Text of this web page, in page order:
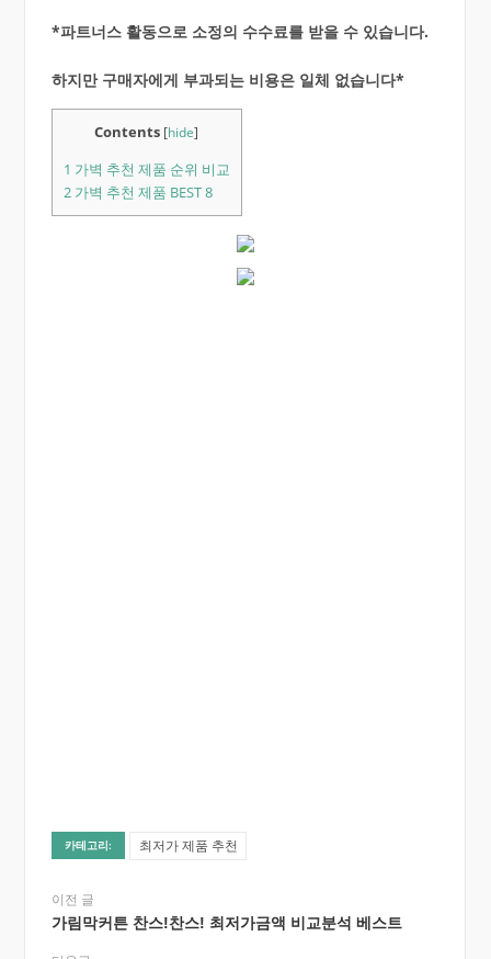
*파트너스 활동으로 소정의 수수료를 받을 수 있습니다.
하지만 구매자에게 부과되는 비용은 일체 없습니다*
Contents [hide]
1 가벽 추천 제품 순위 비교
2가벽 추천 제품 BEST 8
카테고리: 최저가 제품 추천
이전 글
가림막커튼 찬스!찬스! 최저가금액 비교분석 베스트